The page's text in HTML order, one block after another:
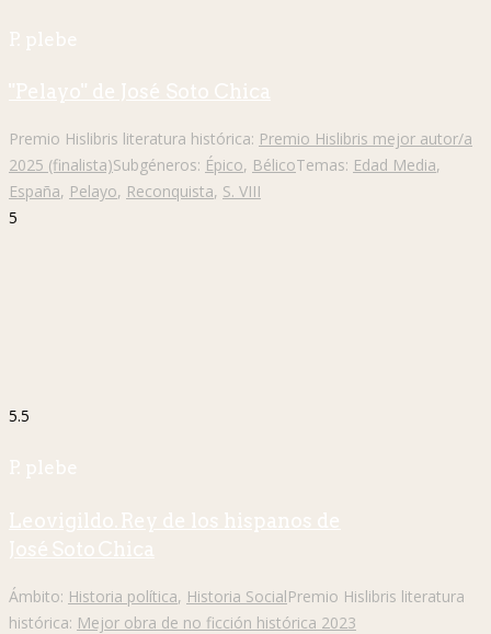
P. plebe
"Pelayo" de José Soto Chica
Premio Hislibris literatura histórica: Premio Hislibris mejor autor/a
2025 (finalista)Subgéneros: Épico, BélicoTemas: Edad Media,
España, Pelayo, Reconquista, S. VIII
5
5.5
P. plebe
Leovigildo. Rey de los hispanos de
José Soto Chica
Ámbito: Historia política, Historia SocialPremio Hislibris literatura
histórica: Mejor obra de no ficción histórica 2023